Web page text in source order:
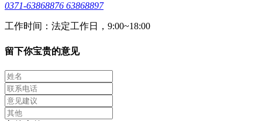
0371-63868876 63868897
工作时间：法定工作日，9:00~18:00
留下你宝贵的意见